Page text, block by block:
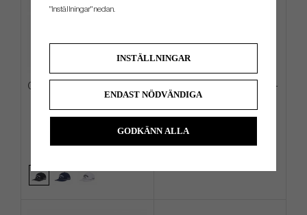
Callaway TA Performance Pro
Rope -26 Keps
Ogio Alpha Slim Travel Cover -
Resefodral
2 499 kr
"Inställningar" nedan.
INSTÄLLNINGAR
ENDAST NÖDVÄNDIGA
GODKÄNN ALLA